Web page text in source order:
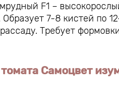
F1 –
Образует 7-8 кистей по
Требует
Самоцвет